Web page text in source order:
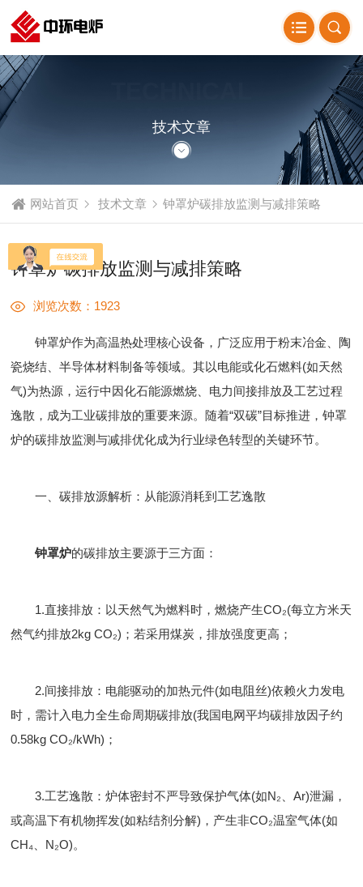
ARTICLE
技术文章
网站首页 技术文章 ​钟罩炉碳排放监测与减排策略
​钟罩炉碳排放监测与减排策略
浏览次数：1923
钟罩炉作为高温热处理核心设备，广泛应用于粉末冶金、陶
瓷烧结、半导体材料制备等领域。其以电能或化石燃料(如天然
气)为热源，运行中因化石能源燃烧、电力间接排放及工艺过程
逸散，成为工业碳排放的重要来源。随着“双碳”目标推进，钟罩
炉的碳排放监测与减排优化成为行业绿色转型的关键环节。
​一、碳排放源解析：从能源消耗到工艺逸散
钟罩炉的碳排放主要源于三方面：
​1.直接排放：以天然气为燃料时，燃烧产生CO₂(每立方米天
然气约排放2kg CO₂)；若采用煤炭，排放强度更高；
2.​间接排放：电能驱动的加热元件(如电阻丝)依赖火力发电
时，需计入电力全生命周期碳排放(我国电网平均碳排放因子约
0.58kg CO₂/kWh)；
​3.工艺逸散：炉体密封不严导致保护气体(如N₂、Ar)泄漏，
或高温下有机物挥发(如粘结剂分解)，产生非CO₂温室气体(如
CH₄、N₂O)。